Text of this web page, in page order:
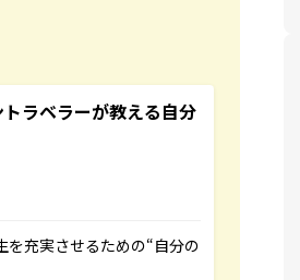
ラベラーが教える自分
充実させるための“自分の